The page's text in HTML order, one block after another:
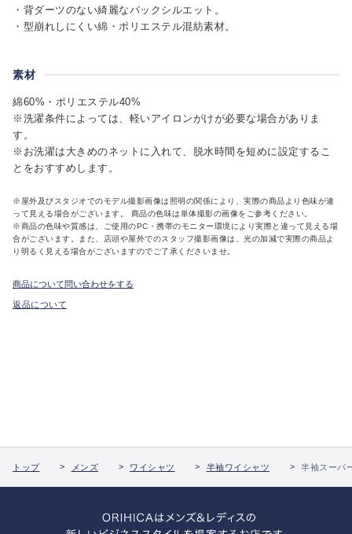
・背ダーツのない綺麗なバックシルエット。
・型崩れしにくい綿・ポリエステル混紡素材。
素材
綿60%・ポリエステル40%
※洗濯条件によっては、軽いアイロンがけが必要な場合がありま
す。
※お洗濯は大きめのネットに入れて、脱水時間を短めに設定するこ
とをおすすめします。
※屋外及びスタジオでのモデル撮影画像は照明の関係により、実際の商品より色味が違
って見える場合がございます。 商品の色味は単体撮影の画像をご参考ください。
※商品の色味や質感は、ご使用のPC・携帯のモニター環境により実際と違って見える場
合がございます。また、店頭や屋外でのスタッフ撮影画像は、光の加減で実際の商品よ
り明るく見える場合がございますのでご了承くださいませ。
商品について問い合わせをする
返品について
トップ メンズ ワイシャツ 半袖ワイシャツ 半袖スーパ